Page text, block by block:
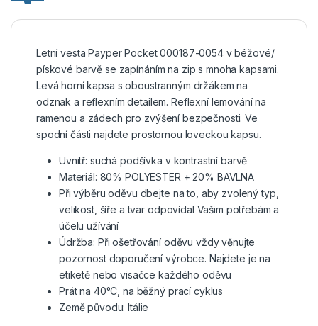
Letní vesta Payper Pocket 000187-0054 v béžové/
pískové barvě se zapínáním na zip s mnoha kapsami.
Levá horní kapsa s oboustranným držákem na
odznak a reflexním detailem. Reflexní lemování na
ramenou a zádech pro zvýšení bezpečnosti. Ve
spodní části najdete prostornou loveckou kapsu.
Uvnitř: suchá podšívka v kontrastní barvě
Materiál: 80% POLYESTER + 20% BAVLNA
Při výběru oděvu dbejte na to, aby zvolený typ,
velikost, šíře a tvar odpovídal Vašim potřebám a
účelu užívání
Údržba: Při ošetřování oděvu vždy věnujte
pozornost doporučení výrobce. Najdete je na
etiketě nebo visačce každého oděvu
Prát na 40°C, na běžný prací cyklus
Země původu: Itálie